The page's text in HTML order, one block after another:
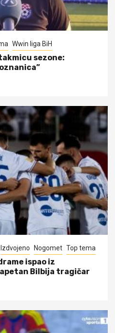
Wwin liga BiH
sezone:
Izdvojeno Nogomet Top tema
ispao iz
Bilbija tragičar